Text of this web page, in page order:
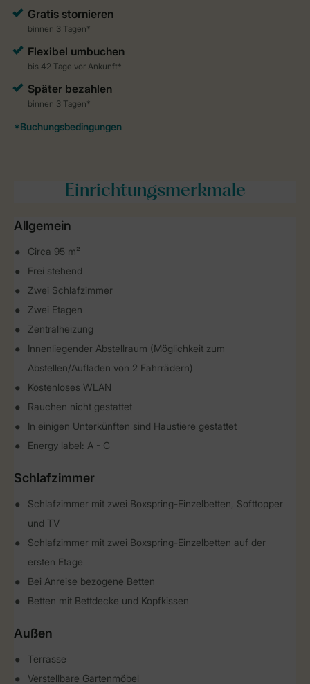
Einrichtungsmerkmale
Allgemein
Circa 95 m²
Frei stehend
Zwei Schlafzimmer
Zwei Etagen
Zentralheizung
Innenliegender Abstellraum (Möglichkeit zum
Abstellen/Aufladen von 2 Fahrrädern)
Kostenloses WLAN
Rauchen nicht gestattet
In einigen Unterkünften sind Haustiere gestattet
Energy label: A - C
Schlafzimmer
Schlafzimmer mit zwei Boxspring-Einzelbetten, Softtopper
und TV
Schlafzimmer mit zwei Boxspring-Einzelbetten auf der
ersten Etage
Bei Anreise bezogene Betten
Betten mit Bettdecke und Kopfkissen
Außen
Terrasse
Verstellbare Gartenmöbel